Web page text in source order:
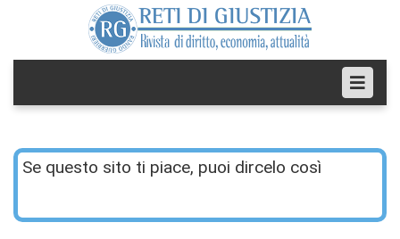
Se questo sito ti piace, puoi dircelo così